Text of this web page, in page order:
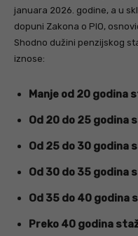
januara 2026. godine, a u
dopuni Zakona o PIO,
Shodno dužini penzijskog
iznose:
Manje od 20 godina
Od 20 do 25 godina
Od 25 do 30 godina
Od 30 do 35 godina
Od 35 do 40 godina
Preko 40 godina